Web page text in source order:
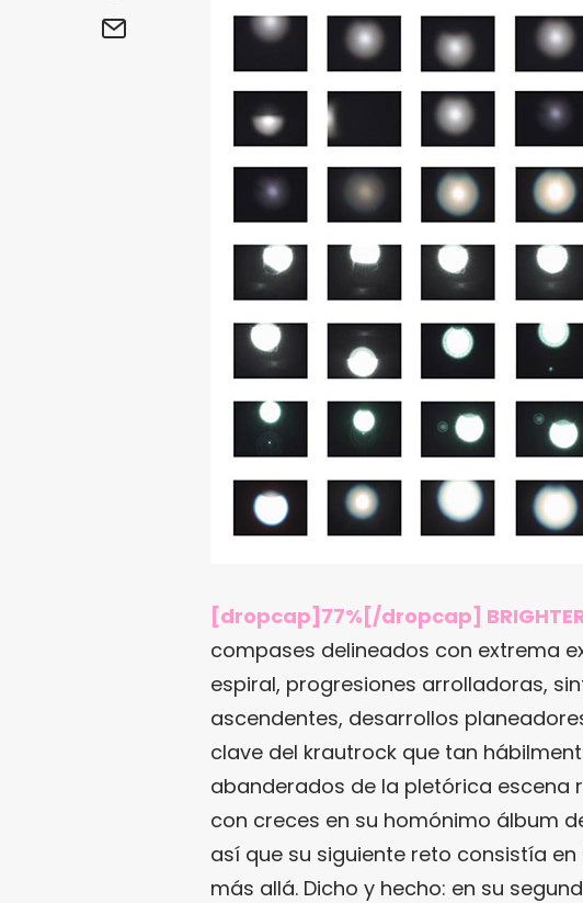
[dropcap]77%[/dropcap]
compases delineados con extrema
espiral, progresiones arrolladoras,
ascendentes, desarrollos
clave del krautrock que tan
abanderados de la pletórica escena
con creces en su homónimo álbum
así que su siguiente reto consistía
más allá. Dicho y hecho: en su